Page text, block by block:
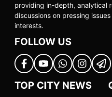
providing in-depth, analytical
discussions on pressing
interests.
FOLLOW US
TOP CITY NEWS